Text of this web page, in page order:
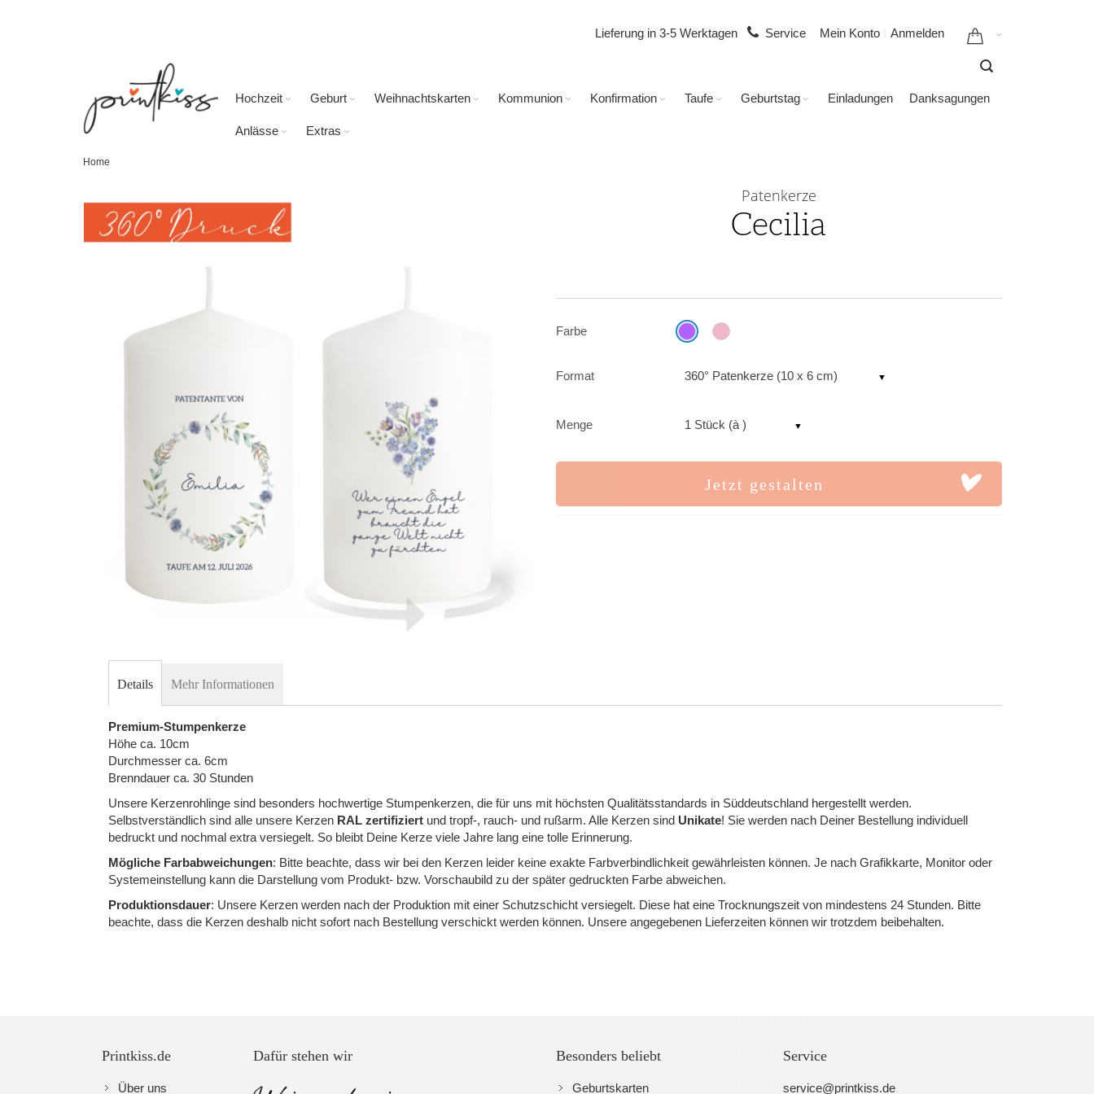
Mein Konto Anmelden
Lieferung in 3-5 Werktagen Service
Hochzeit Geburt Weihnachtskarten Kommunion Konfirmation Taufe Geburtstag Einladungen Danksagungen
Anlässe Extras
Home
the
images
beginning
images
gallery
Patenkerze
Cecilia
Menge 1 Stück (à )
Farbe
Format 360° Patenkerze (10 x 6 cm)
Jetzt gestalten
Details
Premium-Stumpenkerze
Höhe ca. 10cm
Durchmesser ca. 6cm
Brenndauer ca. 30 Stunden
Unsere Kerzenrohlinge sind besonders hochwertige Stumpenkerzen, die für uns mit höchsten Qualitätsstandards in Süddeutschland hergestellt werden.
Selbstverständlich sind alle unsere Kerzen RAL zertifiziert und tropf-, rauch- und rußarm. Alle Kerzen sind Unikate! Sie werden nach Deiner Bestellung individuell
bedruckt und nochmal extra versiegelt. So bleibt Deine Kerze viele Jahre lang eine tolle Erinnerung.
Mögliche Farbabweichungen: Bitte beachte, dass wir bei den Kerzen leider keine exakte Farbverbindlichkeit gewährleisten können. Je nach Grafikkarte, Monitor oder
Systemeinstellung kann die Darstellung vom Produkt- bzw. Vorschaubild zu der später gedruckten Farbe abweichen.
Produktionsdauer: Unsere Kerzen werden nach der Produktion mit einer Schutzschicht versiegelt. Diese hat eine Trocknungszeit von mindestens 24 Stunden. Bitte
beachte, dass die Kerzen deshalb nicht sofort nach Bestellung verschickt werden können. Unsere angegebenen Lieferzeiten können wir trotzdem beibehalten.
Mehr Informationen
Printkiss.de
Über uns
Dafür stehen wir Besonders beliebt
Geburtskarten
Service
service@printkiss.de